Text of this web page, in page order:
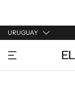
URUGUAY
URUGUAY
ARGENTINA